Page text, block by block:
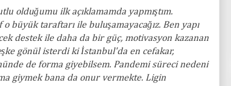
olduğumu ilk açıklamamda yapmıştım.
büyük taraftarı ile buluşamayacağız. Ben yapı
destek ile daha da bir güç, motivasyon kazanan
gönül isterdi ki İstanbul'da en cefakar,
de forma giyebilsem. Pandemi süreci nedeni
giymek bana da onur vermekte. Ligin